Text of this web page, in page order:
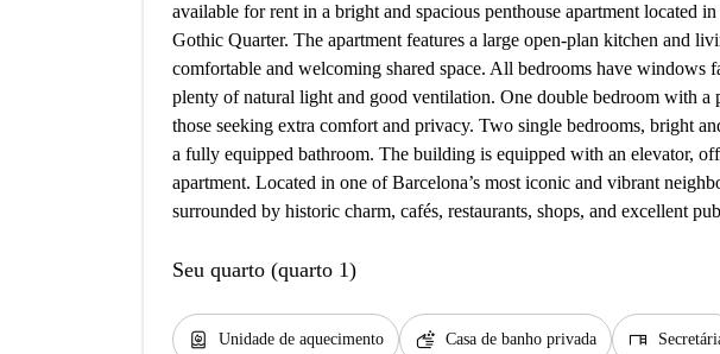
available for rent in a bright and spacious penthouse apartment located
Gothic Quarter. The apartment features a large open-plan kitchen and
comfortable and welcoming shared space. All bedrooms have windows
plenty of natural light and good ventilation. One double bedroom with a
those seeking extra comfort and privacy. Two single bedrooms, bright
a fully equipped bathroom. The building is equipped with an elevator,
apartment. Located in one of Barcelona’s most iconic and vibrant
surrounded by historic charm, cafés, restaurants, shops, and excellent
Seu quarto (quarto 1)
water_heater Unidade de aquecimento soap Casa de banho privada desk